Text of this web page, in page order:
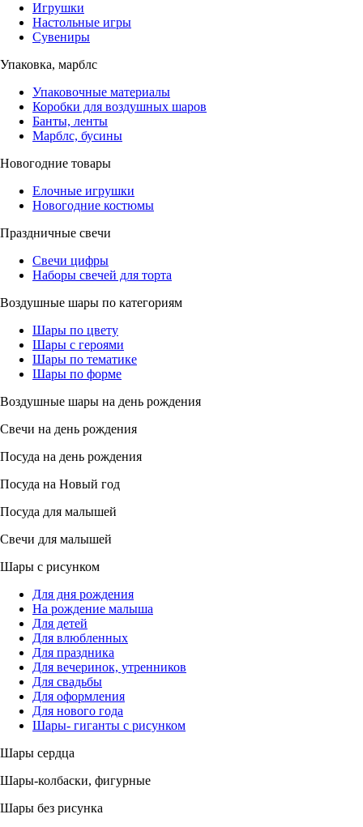
Игрушки
Настольные игры
Сувениры
Упаковка, марблс
Упаковочные материалы
Коробки для воздушных шаров
Банты, ленты
Марблс, бусины
Новогодние товары
Елочные игрушки
Новогодние костюмы
Праздничные свечи
Свечи цифры
Наборы свечей для торта
Воздушные шары по категориям
Шары по цвету
Шары с героями
Шары по тематике
Шары по форме
Воздушные шары на день рождения
Свечи на день рождения
Посуда на день рождения
Посуда на Новый год
Посуда для малышей
Свечи для малышей
Шары с рисунком
Для дня рождения
На рождение малыша
Для детей
Для влюбленных
Для праздника
Для вечеринок, утренников
Для свадьбы
Для оформления
Для нового года
Шары- гиганты с рисунком
Шары сердца
Шары-колбаски, фигурные
Шары без рисунка